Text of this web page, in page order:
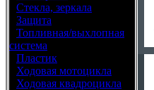
Стекла, зеркала
Защита
Топливная/выхлопная
система
Пластик
Ходовая мотоцикла
Ходовая квадроцикла